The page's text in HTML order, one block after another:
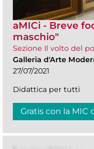
aMICi - Breve
maschio"
Sezione Il volto del
Galleria d'Arte
27/07/2021
Didattica per tutti
Gratis con la MIC